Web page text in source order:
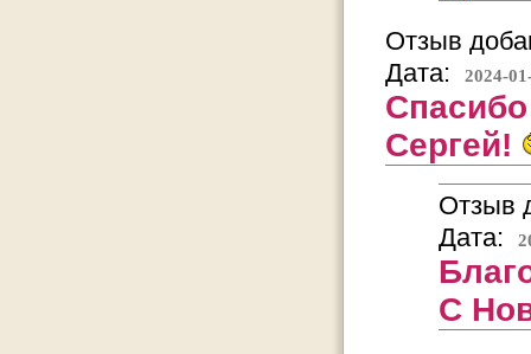
Отзыв
Дата:
2024-
Сергей!
Отзыв
Дата:
С